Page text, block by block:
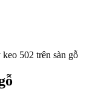
keo 502 trên sàn gỗ